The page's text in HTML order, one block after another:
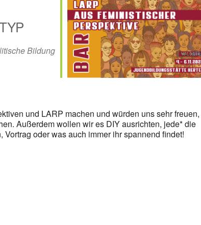
Office 365
Bildung
und LARP machen und würden uns sehr freuen,
Außerdem wollen wir es DIY ausrichten, jede* die
oder was auch immer ihr spannend findet!